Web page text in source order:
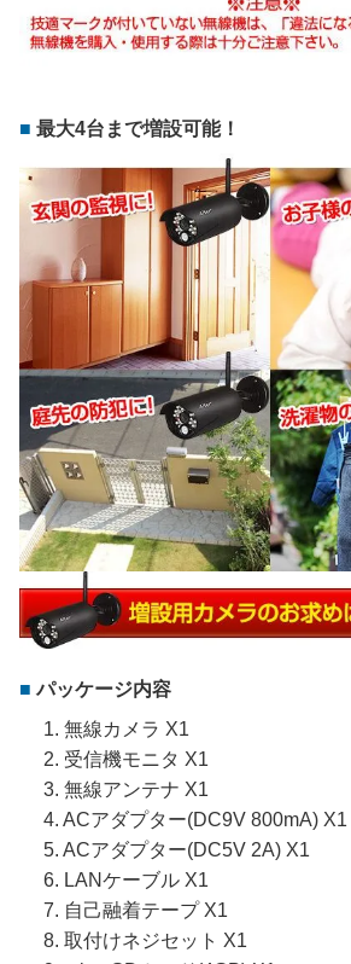
最大4台まで増設可能！
パッケージ内容
1. 無線カメラ X1
2. 受信機モニタ X1
3. 無線アンテナ X1
4. ACアダプター(DC9V 800mA) X1
5. ACアダプター(DC5V 2A) X1
6. LANケーブル X1
7. 自己融着テープ X1
8. 取付けネジセット X1